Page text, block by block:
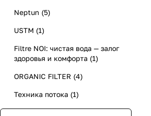
Neptun (5)
USTM (1)
Filtre NOI: чистая вода — залог
здоровья и комфорта (1)
ORGANIC FILTER (4)
Техника потока (1)